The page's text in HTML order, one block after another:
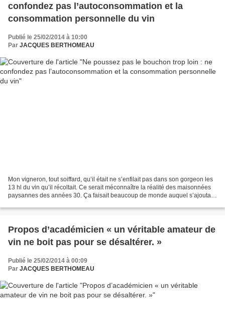
confondez pas l’autoconsommation et la
consommation personnelle du vin
Publié le 25/02/2014 à 10:00
Par JACQUES BERTHOMEAU
Mon vigneron, tout soiffard, qu’il était ne s’enfilait pas dans son gorgeon les
13 hl du vin qu’il récoltait. Ce serait méconnaître la réalité des maisonnées
paysannes des années 30. Ça faisait beaucoup de monde auquel s’ajoutait
Propos d’académicien « un véritable amateur de
vin ne boit pas pour se désaltérer. »
Publié le 25/02/2014 à 00:09
Par JACQUES BERTHOMEAU